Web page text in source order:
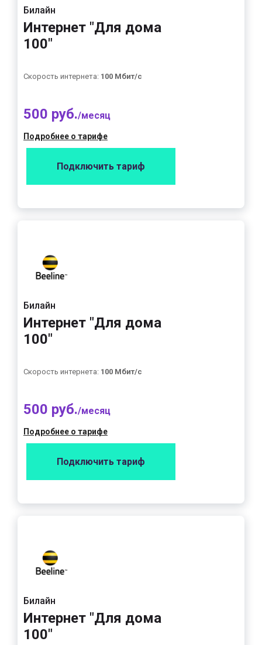
Билайн
Интернет "Для дома
100"
Скорость интернета: 100 Мбит/с
500 руб./месяц
Подробнее о тарифе
Подключить тариф
Билайн
Интернет "Для дома
100"
Скорость интернета: 100 Мбит/с
500 руб./месяц
Подробнее о тарифе
Подключить тариф
Билайн
Интернет "Для дома
100"